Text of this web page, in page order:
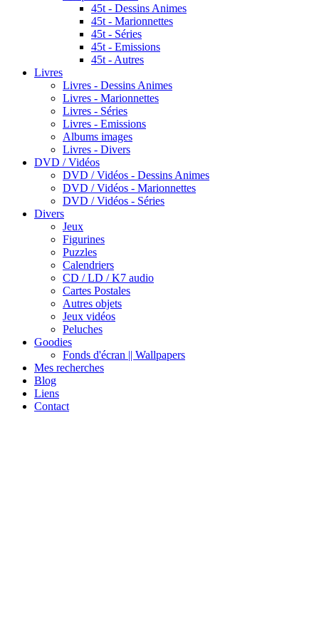
45t - Dessins Animes
45t - Marionnettes
45t - Séries
45t - Emissions
45t - Autres
Livres
Livres - Dessins Animes
Livres - Marionnettes
Livres - Séries
Livres - Emissions
Albums images
Livres - Divers
DVD / Vidéos
DVD / Vidéos - Dessins Animes
DVD / Vidéos - Marionnettes
DVD / Vidéos - Séries
Divers
Jeux
Figurines
Puzzles
Calendriers
CD / LD / K7 audio
Cartes Postales
Autres objets
Jeux vidéos
Peluches
Goodies
Fonds d'écran || Wallpapers
Mes recherches
Blog
Liens
Contact